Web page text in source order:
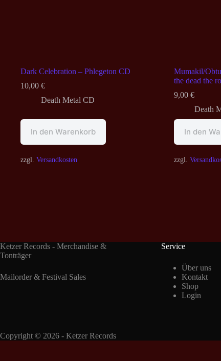
Dark Celebration – Phlegeton CD
10,00 €
Death Metal CD
In den Warenkorb
zzgl. Versandkosten
Mumakil/
the dead the
9,00 €
Death
In den
zzgl.
Ketzer Records - Merchandise &
Tonträger
Mailorder & Festival Sales
Service
Über uns
Kontakt
Shop
Login
Copyright © 2026 - Ketzer Records